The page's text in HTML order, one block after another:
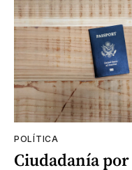
POLÍTICA
Ciudadanía por